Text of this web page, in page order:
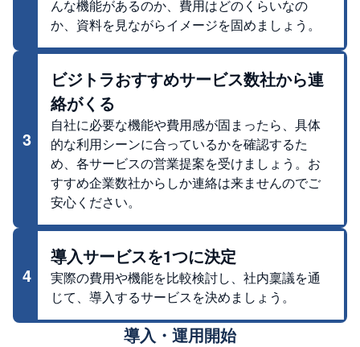
んな機能があるのか、費用はどのくらいなの
か、資料を見ながらイメージを固めましょう。
3
ビジトラおすすめサービス数社から連
絡がくる
自社に必要な機能や費用感が固まったら、具体
的な利用シーンに合っているかを確認するた
め、各サービスの営業提案を受けましょう。お
すすめ企業数社からしか連絡は来ませんのでご
安心ください。
4
導入サービスを1つに決定
実際の費用や機能を比較検討し、社内稟議を通
じて、導入するサービスを決めましょう。
導入・運用開始